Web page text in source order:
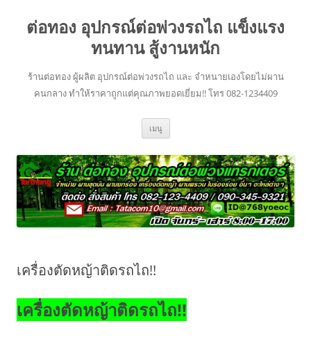
เนื้อหา
ต่อทอง อุปกรณ์ต่อพ่วงรถไถ แข็งแรง
ทนทาน สู้งานหนัก
ร้านต่อทอง ผู้ผลิต อุปกรณ์ต่อพ่วงรถไถ และ จำหนายเองโดยไม่ผาน
คนกลาง ทำให้ราคาถูกแต่คุณภาพยอดเยี่ยม!! โทร 082-1234409
เมนู
เครื่องตัดหญ้าติดรถไถ!!
เครื่องตัดหญ้าติดรถไถ!!